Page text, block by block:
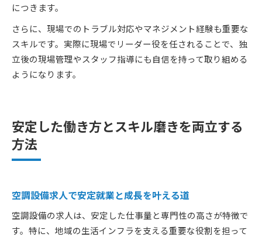
につきます。
さらに、現場でのトラブル対応やマネジメント経験も重要な
スキルです。実際に現場でリーダー役を任されることで、独
立後の現場管理やスタッフ指導にも自信を持って取り組める
ようになります。
安定した働き方とスキル磨きを両立する
方法
空調設備求人で安定就業と成長を叶える道
空調設備の求人は、安定した仕事量と専門性の高さが特徴で
す。特に、地域の生活インフラを支える重要な役割を担って